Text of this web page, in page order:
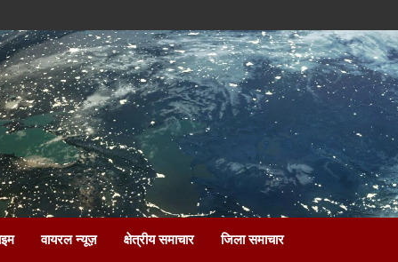
वायरल न्यूज़ क्षेत्रीय समाचार जिला समाचार